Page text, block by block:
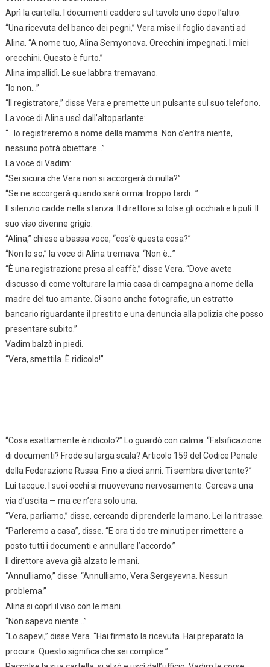
Aprì la cartella. I documenti caddero sul tavolo uno dopo l’altro.
“Una ricevuta del banco dei pegni,” Vera mise il foglio davanti ad
Alina. “A nome tuo, Alina Semyonova. Orecchini impegnati. I miei
orecchini. Questo è furto.”
Alina impallidì. Le sue labbra tremavano.
“Io non…”
“Il registratore,” disse Vera e premette un pulsante sul suo telefono.
La voce di Alina uscì dall’altoparlante:
“…lo registreremo a nome della mamma. Non c’entra niente,
nessuno potrà obiettare…”
La voce di Vadim:
“Sei sicura che Vera non si accorgerà di nulla?”
“Se ne accorgerà quando sarà ormai troppo tardi…”
Il silenzio cadde nella stanza. Il direttore si tolse gli occhiali e li pulì. Il
suo viso divenne grigio.
“Alina,” chiese a bassa voce, “cos’è questa cosa?”
“Non lo so,” la voce di Alina tremava. “Non è…”
“È una registrazione presa al caffè,” disse Vera. “Dove avete
discusso di come volturare la mia casa di campagna a nome della
madre del tuo amante. Ci sono anche fotografie, un estratto
bancario riguardante il prestito e una denuncia alla polizia che posso
presentare subito.”
Vadim balzò in piedi.
“Vera, smettila. È ridicolo!”
“Cosa esattamente è ridicolo?” Lo guardò con calma. “Falsificazione
di documenti? Frode su larga scala? Articolo 159 del Codice Penale
della Federazione Russa. Fino a dieci anni. Ti sembra divertente?”
Lui tacque. I suoi occhi si muovevano nervosamente. Cercava una
via d’uscita — ma ce n’era solo una.
“Vera, parliamo,” disse, cercando di prenderle la mano. Lei la ritrasse.
“Parleremo a casa”, disse. “E ora ti do tre minuti per rimettere a
posto tutti i documenti e annullare l’accordo.”
Il direttore aveva già alzato le mani.
“Annulliamo,” disse. “Annulliamo, Vera Sergeyevna. Nessun
problema.”
Alina si coprì il viso con le mani.
“Non sapevo niente…”
“Lo sapevi,” disse Vera. “Hai firmato la ricevuta. Hai preparato la
procura. Questo significa che sei complice.”